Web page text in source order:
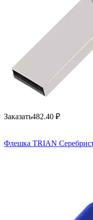
Заказать482.40 ₽
Флешка TRIAN